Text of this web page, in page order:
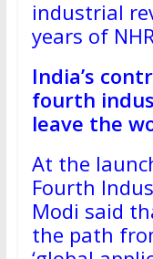
industrial
years of
India’s
fourth
leave the
At the
Fourth
Modi said
the path